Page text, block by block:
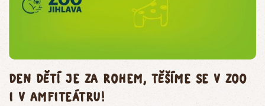
Den dětí je za rohem, těšíme se v zoo
i v amfiteátru!